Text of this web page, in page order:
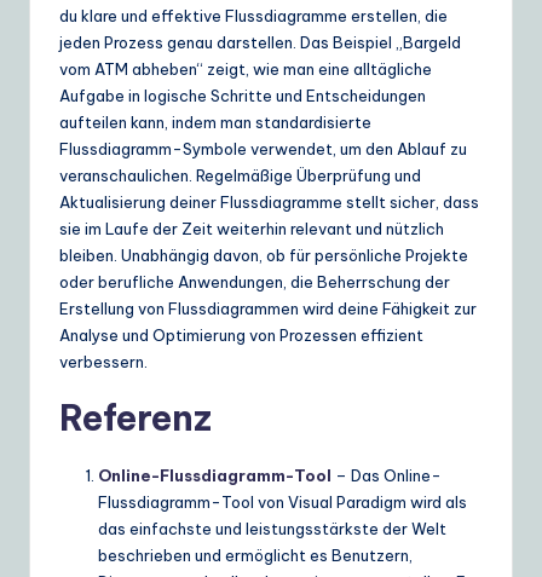
du klare und effektive Flussdiagramme erstellen, die
jeden Prozess genau darstellen. Das Beispiel „Bargeld
vom ATM abheben“ zeigt, wie man eine alltägliche
Aufgabe in logische Schritte und Entscheidungen
aufteilen kann, indem man standardisierte
Flussdiagramm-Symbole verwendet, um den Ablauf zu
veranschaulichen. Regelmäßige Überprüfung und
Aktualisierung deiner Flussdiagramme stellt sicher, dass
sie im Laufe der Zeit weiterhin relevant und nützlich
bleiben. Unabhängig davon, ob für persönliche Projekte
oder berufliche Anwendungen, die Beherrschung der
Erstellung von Flussdiagrammen wird deine Fähigkeit zur
Analyse und Optimierung von Prozessen effizient
verbessern.
Referenz
Online-Flussdiagramm-Tool – Das Online-
Flussdiagramm-Tool von Visual Paradigm wird als
das einfachste und leistungsstärkste der Welt
beschrieben und ermöglicht es Benutzern,